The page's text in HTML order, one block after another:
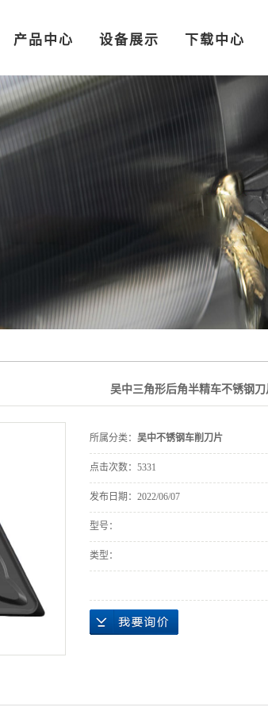
产品中心 设备展示 下载中心
吴中三角形后角半精车不锈钢刀
所属分类： 吴中不锈钢车削刀片
点击次数： 5331
发布日期： 2022/06/07
型号：
类型：